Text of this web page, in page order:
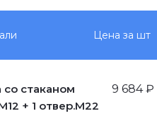
Цена за шт
стаканом
+ 1 отвер.M22
9 684 ₽